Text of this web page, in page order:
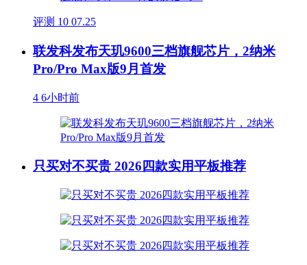
评测 10 07.25
联发科发布天玑9600三档旗舰芯片，2纳米
Pro/Pro Max版9月首发
4 6小时前
只买对不买贵 2026四款实用平板推荐